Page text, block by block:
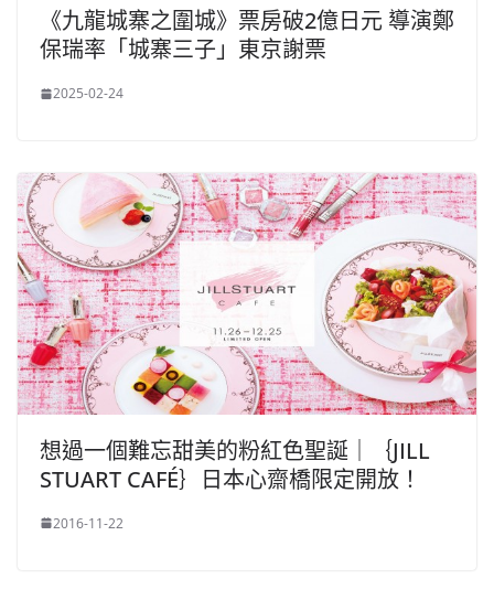
《九龍城寨之圍城》票房破2億日元 導演鄭
保瑞率「城寨三子」東京謝票
2025-02-24
想過一個難忘甜美的粉紅色聖誕｜｛JILL
STUART CAFÉ｝日本心齋橋限定開放！
2016-11-22